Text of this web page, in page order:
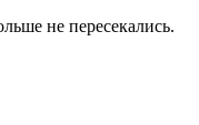
не пересекались.